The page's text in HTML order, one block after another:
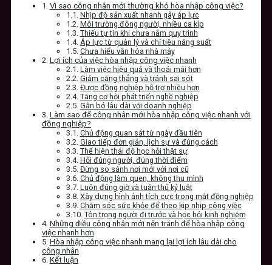
Vì sao công nhân mới thường khó hòa nhập công việc?
Nhịp độ sản xuất nhanh gây áp lực
Môi trường đông người, nhiều ca kíp
Thiếu tự tin khi chưa nắm quy trình
Áp lực từ quản lý và chỉ tiêu năng suất
Chưa hiểu văn hóa nhà máy
Lợi ích của việc hòa nhập công việc nhanh
Làm việc hiệu quả và thoải mái hơn
Giảm căng thẳng và tránh sai sót
Được đồng nghiệp hỗ trợ nhiều hơn
Tăng cơ hội phát triển nghề nghiệp
Gắn bó lâu dài với doanh nghiệp
Làm sao để công nhân mới hòa nhập công việc nhanh với
đồng nghiệp?
Chủ động quan sát từ ngày đầu tiên
Giao tiếp đơn giản, lịch sự và đúng cách
Thể hiện thái độ học hỏi thật sự
Hỏi đúng người, đúng thời điểm
Đừng so sánh nơi mới với nơi cũ
Chủ động làm quen, không thu mình
Luôn đúng giờ và tuân thủ kỷ luật
Xây dựng hình ảnh tích cực trong mắt đồng nghiệp
Chăm sóc sức khỏe để theo kịp nhịp công việc
Tôn trọng người đi trước và học hỏi kinh nghiệm
Những điều công nhân mới nên tránh để hòa nhập công
việc nhanh hơn
Hòa nhập công việc nhanh mang lại lợi ích lâu dài cho
công nhân
Kết luận